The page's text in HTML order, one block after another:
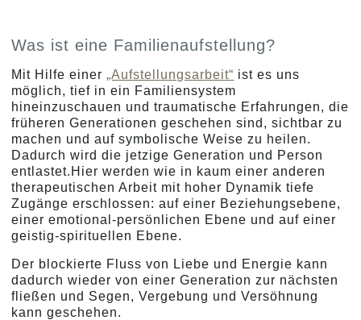
Was ist eine Familienaufstellung?
Mit Hilfe einer„Aufstellungsarbeit“ ist es uns
möglich, tief in ein Familiensystem
hineinzuschauen und traumatische Erfahrungen, die
früheren Generationen geschehen sind, sichtbar zu
machen und auf symbolische Weise zu heilen.
Dadurch wird die jetzige Generation und Person
entlastet.Hier werden wie in kaum einer anderen
therapeutischen Arbeit mit hoher Dynamik tiefe
Zugänge erschlossen: auf einer Beziehungsebene,
einer emotional-persönlichen Ebene und auf einer
geistig-spirituellen Ebene.
Der blockierte Fluss von Liebe und Energie kann
dadurch wieder von einer Generation zur nächsten
fließen und Segen, Vergebung und Versöhnung
kann geschehen.